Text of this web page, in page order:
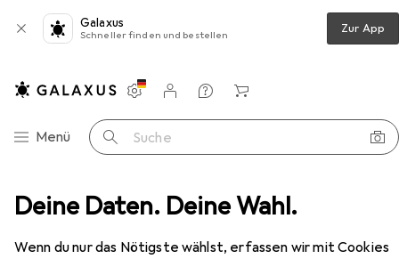
Deine Daten. Deine Wahl.
Wenn du nur das Nötigste wählst, erfassen wir mit Cookies
Galaxus
Schneller finden und bestellen Zur App
Navigation nach Kategorien
Menü Suche
Einstellungen
Kundenkonto
Vergleichslisten
Merklisten
Warenkorb
Puzzles Dart Dartscheibe Karella E-Master